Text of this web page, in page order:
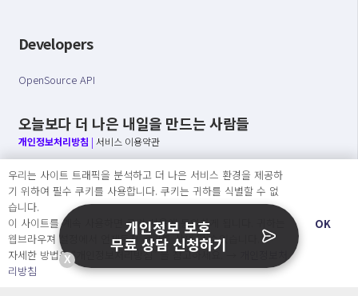
Developers
OpenSource API
오늘보다 더 나은 내일을 만드는 사람들
개인정보처리방침 | 서비스 이용약관
○ 개인정보보호 컴플라이언스를 선도하겠습니다.
○ 정보주체의 권리를 보장하겠습니다.
○ 기업의 개인정보보호를 위한 효율적 관리를 보장하겠습니다.
Copyright Ⓒ
2026 O.NE PEOPLE Co., Ltd. All rights reserved.
우리는 사이트 트래픽을 분석하고 더 나은 서비스 환경을 제공하
기 위하여 필수 쿠키를 사용합니다. 쿠키는 귀하를 식별할 수 없
습니다.
이 사이트를 계속 사용하면 쿠키 사용에 동의하게 됩니다. 귀하는
웹브라우져 설정에서 언제든지 쿠키를 삭제 할 수있습니다.
자세한 방법은 “개인정보처리방침” 을 참고하세요. →
리방침
OK
X
개인정보 보호
무료 상담 신청하기